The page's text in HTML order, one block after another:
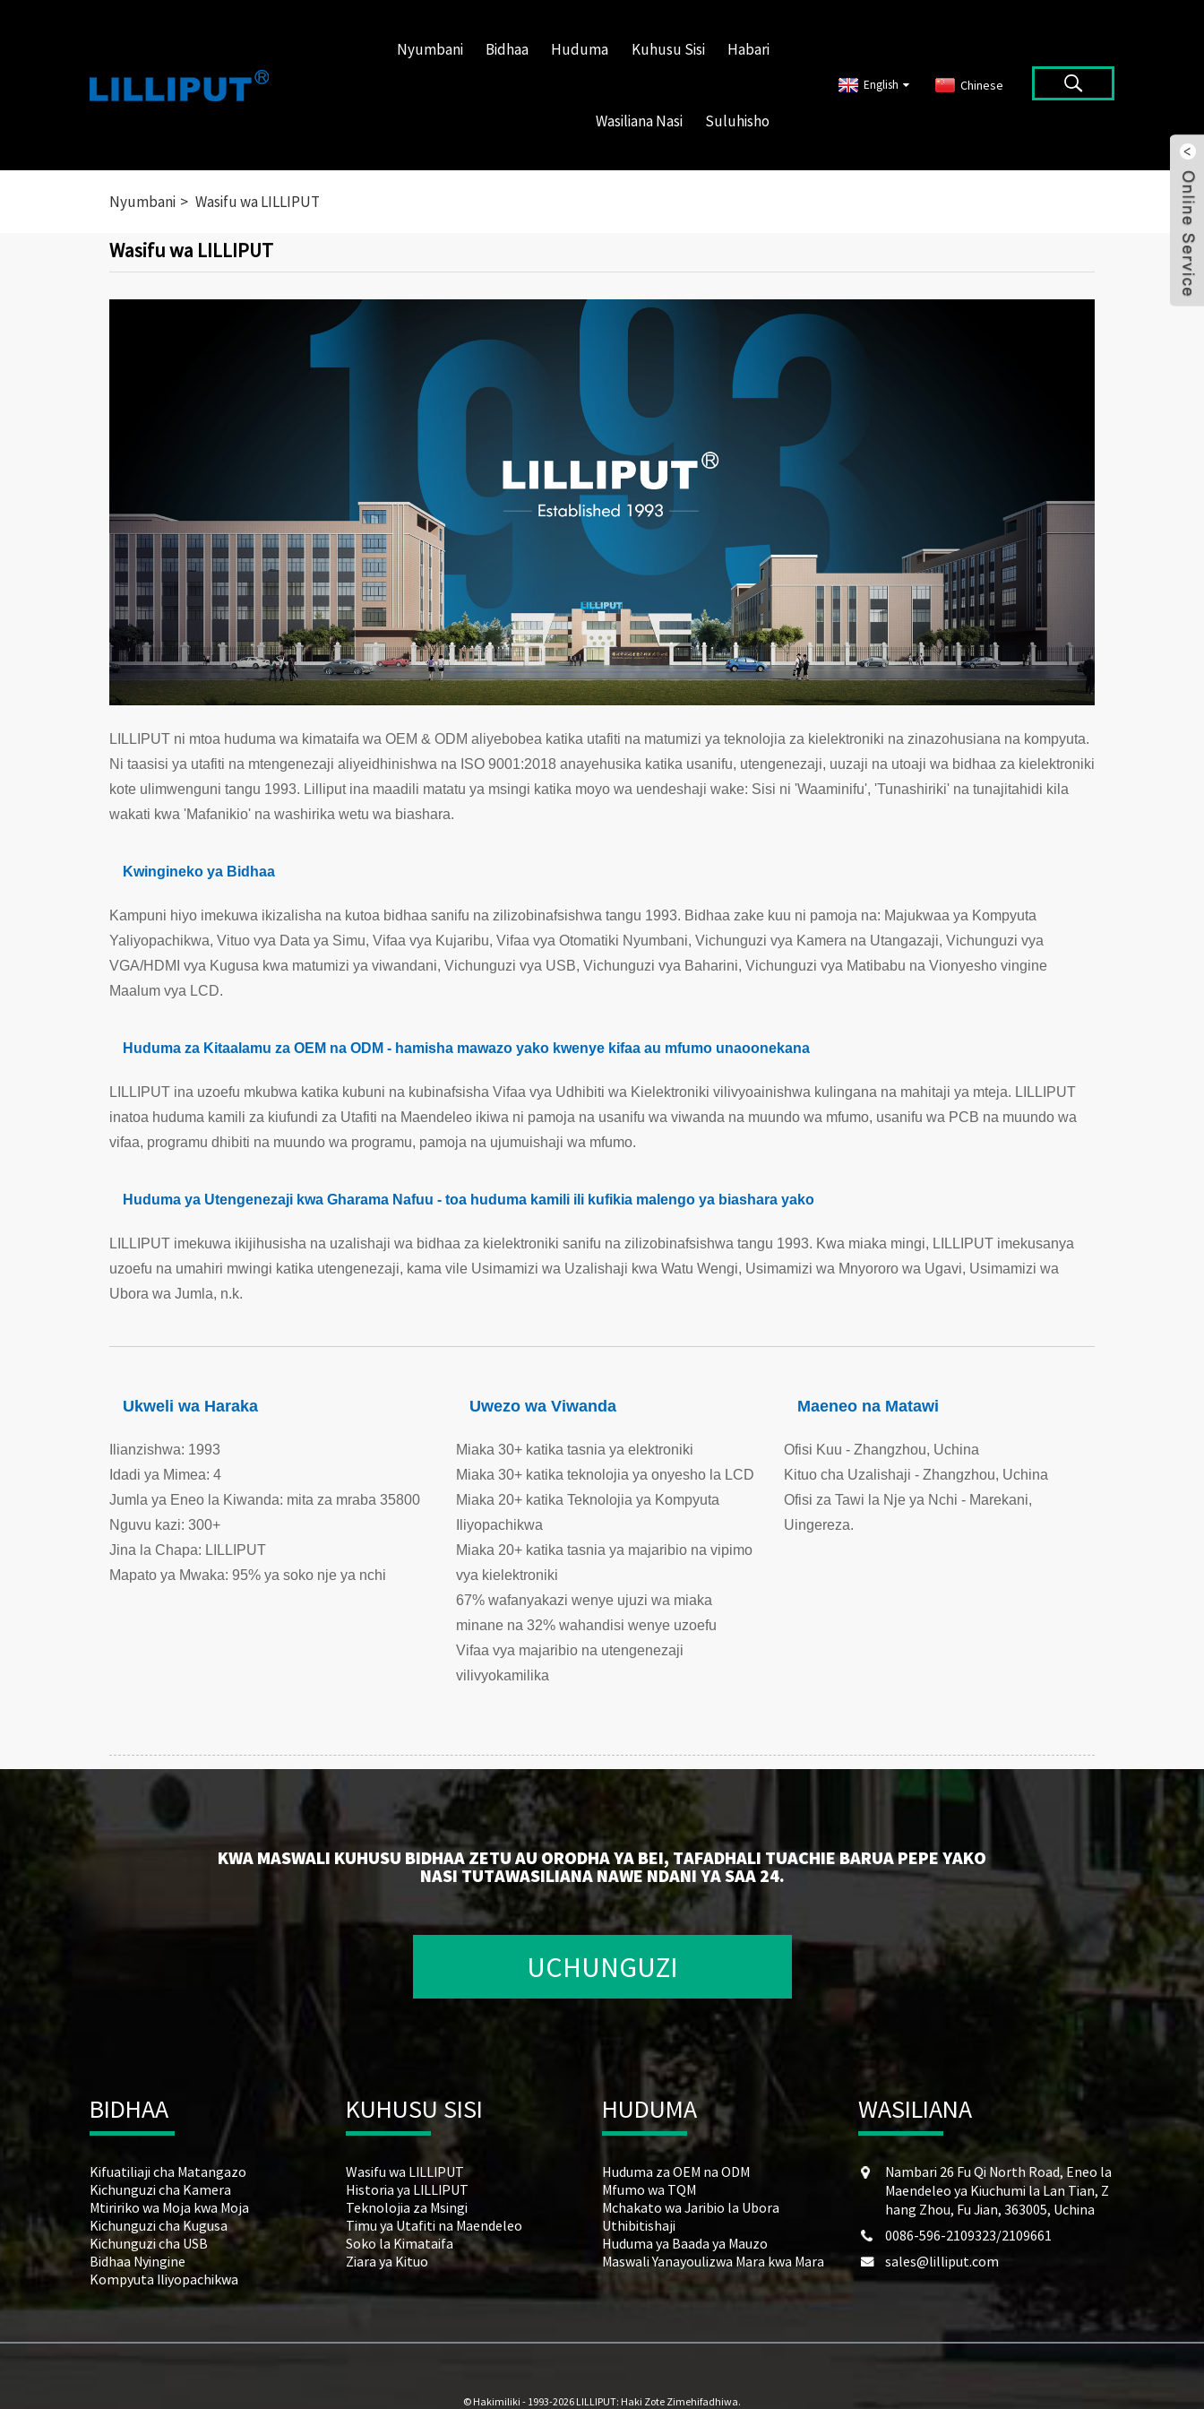
Nyumbani Bidhaa Huduma Kuhusu Sisi Habari
Wasiliana Nasi Suluhisho
English Chinese
Nyumbani Wasifu wa LILLIPUT
Wasifu wa LILLIPUT
LILLIPUT ni mtoa huduma wa kimataifa wa OEM & ODM aliyebobea katika utafiti na matumizi ya teknolojia za kielektroniki na zinazohusiana na kompyuta.
Ni taasisi ya utafiti na mtengenezaji aliyeidhinishwa na ISO 9001:2018 anayehusika katika usanifu, utengenezaji, uuzaji na utoaji wa bidhaa za kielektroniki
kote ulimwenguni tangu 1993. Lilliput ina maadili matatu ya msingi katika moyo wa uendeshaji wake: Sisi ni 'Waaminifu', 'Tunashiriki' na tunajitahidi kila
wakati kwa 'Mafanikio' na washirika wetu wa biashara.
Kwingineko ya Bidhaa
Kampuni hiyo imekuwa ikizalisha na kutoa bidhaa sanifu na zilizobinafsishwa tangu 1993. Bidhaa zake kuu ni pamoja na: Majukwaa ya Kompyuta
Yaliyopachikwa, Vituo vya Data ya Simu, Vifaa vya Kujaribu, Vifaa vya Otomatiki Nyumbani, Vichunguzi vya Kamera na Utangazaji, Vichunguzi vya
VGA/HDMI vya Kugusa kwa matumizi ya viwandani, Vichunguzi vya USB, Vichunguzi vya Baharini, Vichunguzi vya Matibabu na Vionyesho vingine
Maalum vya LCD.
Huduma za Kitaalamu za OEM na ODM - hamisha mawazo yako kwenye kifaa au mfumo unaoonekana
LILLIPUT ina uzoefu mkubwa katika kubuni na kubinafsisha Vifaa vya Udhibiti wa Kielektroniki vilivyoainishwa kulingana na mahitaji ya mteja. LILLIPUT
inatoa huduma kamili za kiufundi za Utafiti na Maendeleo ikiwa ni pamoja na usanifu wa viwanda na muundo wa mfumo, usanifu wa PCB na muundo wa
vifaa, programu dhibiti na muundo wa programu, pamoja na ujumuishaji wa mfumo.
Huduma ya Utengenezaji kwa Gharama Nafuu - toa huduma kamili ili kufikia malengo ya biashara yako
LILLIPUT imekuwa ikijihusisha na uzalishaji wa bidhaa za kielektroniki sanifu na zilizobinafsishwa tangu 1993. Kwa miaka mingi, LILLIPUT imekusanya
uzoefu na umahiri mwingi katika utengenezaji, kama vile Usimamizi wa Uzalishaji kwa Watu Wengi, Usimamizi wa Mnyororo wa Ugavi, Usimamizi wa
Ubora wa Jumla, n.k.
Ukweli wa Haraka
Ilianzishwa: 1993
Idadi ya Mimea: 4
Jumla ya Eneo la Kiwanda: mita za mraba 35800
Nguvu kazi: 300+
Jina la Chapa: LILLIPUT
Mapato ya Mwaka: 95% ya soko nje ya nchi
Uwezo wa Viwanda
Miaka 30+ katika tasnia ya elektroniki
Miaka 30+ katika teknolojia ya onyesho la LCD
Miaka 20+ katika Teknolojia ya Kompyuta
Iliyopachikwa
Miaka 20+ katika tasnia ya majaribio na vipimo
vya kielektroniki
67% wafanyakazi wenye ujuzi wa miaka
minane na 32% wahandisi wenye uzoefu
Vifaa vya majaribio na utengenezaji
vilivyokamilika
Maeneo na Matawi
Ofisi Kuu - Zhangzhou, Uchina
Kituo cha Uzalishaji - Zhangzhou, Uchina
Ofisi za Tawi la Nje ya Nchi - Marekani,
Uingereza.
KWA MASWALI KUHUSU BIDHAA ZETU AU ORODHA YA BEI, TAFADHALI TUACHIE BARUA PEPE YAKO
NASI TUTAWASILIANA NAWE NDANI YA SAA 24.
UCHUNGUZI
BIDHAA
Kifuatiliaji cha Matangazo
Kichunguzi cha Kamera
Mtiririko wa Moja kwa Moja
Kichunguzi cha Kugusa
Kichunguzi cha USB
Bidhaa Nyingine
Kompyuta Iliyopachikwa
KUHUSU SISI
Wasifu wa LILLIPUT
Historia ya LILLIPUT
Teknolojia za Msingi
Timu ya Utafiti na Maendeleo
Soko la Kimataifa
Ziara ya Kituo
HUDUMA
Huduma za OEM na ODM
Mfumo wa TQM
Mchakato wa Jaribio la Ubora
Uthibitishaji
Huduma ya Baada ya Mauzo
Maswali Yanayoulizwa Mara kwa Mara
WASILIANA
Nambari 26 Fu Qi North Road, Eneo la
Maendeleo ya Kiuchumi la Lan Tian, ​​Z
hang Zhou, Fu Jian, 363005, Uchina
0086-596-2109323/2109661
sales@lilliput.com
© Hakimiliki - 1993-2026 LILLIPUT: Haki Zote Zimehifadhiwa.